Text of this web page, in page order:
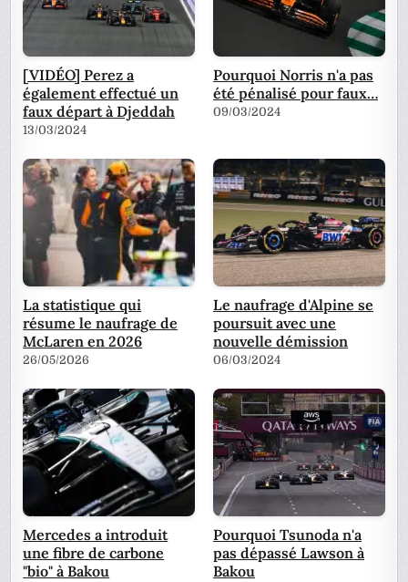
[VIDÉO] Perez a
également effectué un
faux départ à Djeddah
13/03/2024
Pourquoi Norris n'a pas
été pénalisé pour faux…
09/03/2024
La statistique qui
résume le naufrage de
McLaren en 2026
26/05/2026
Le naufrage d'Alpine se
poursuit avec une
nouvelle démission
06/03/2024
Mercedes a introduit
une fibre de carbone
"bio" à Bakou
Pourquoi Tsunoda n'a
pas dépassé Lawson à
Bakou